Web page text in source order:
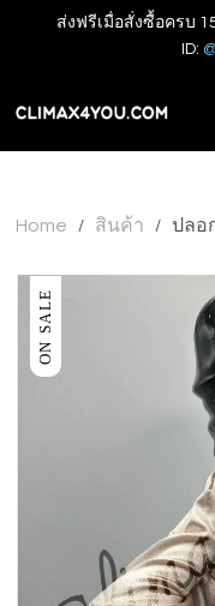
ส่งฟรีเมื่อสั่งซื้อครบ
ID:
Home / สินค้า / ปลอ
ON SALE